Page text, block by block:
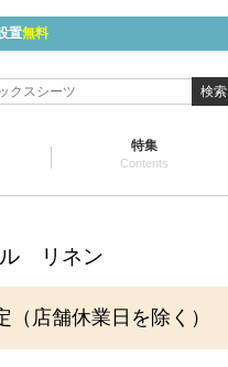
置無料
検索
特集
Contents
ル リネン
店舗休業日を除く）